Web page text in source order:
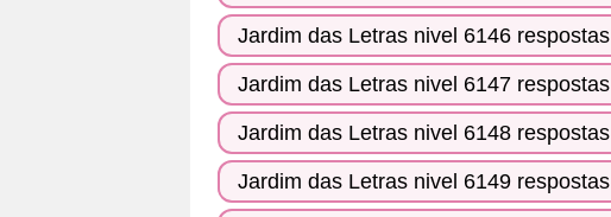
Jardim das Letras nivel 6146 respostas
Jardim das Letras nivel 6147 respostas
Jardim das Letras nivel 6148 respostas
Jardim das Letras nivel 6149 respostas